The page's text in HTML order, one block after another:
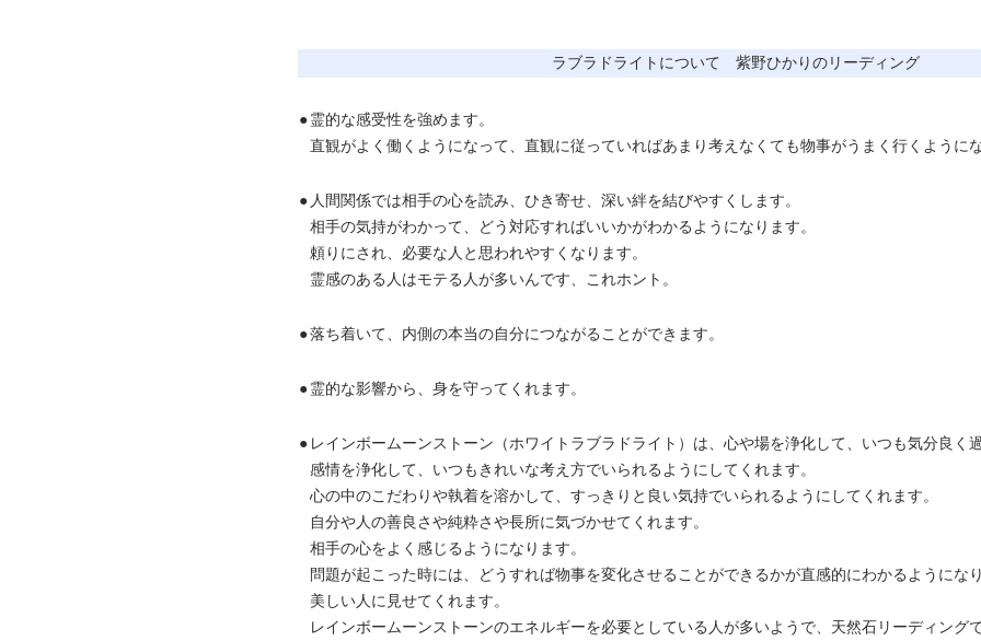
ラブラドライトについて 紫野ひかりのリーディング
●霊的な感受性を強めます。
直観がよく働くようになって、直観に従っていればあまり考えなくても物事がうまく行くようにな
● 人間関係では相手の心を読み、ひき寄せ、深い絆を結びやすくします。
相手の気持がわかって、どう対応すればいいかがわかるようになります。
頼りにされ、必要な人と思われやすくなります。
霊感のある人はモテる人が多いんです、これホント。
●落ち着いて、内側の本当の自分につながることができます。
●霊的な影響から、身を守ってくれます。
● レインボームーンストーン（ホワイトラブラドライト）は、心や場を浄化して、いつも気分良く
感情を浄化して、いつもきれいな考え方でいられるようにしてくれます。
心の中のこだわりや執着を溶かして、すっきりと良い気持でいられるようにしてくれます。
自分や人の善良さや純粋さや長所に気づかせてくれます。
相手の心をよく感じるようになります。
問題が起こった時には、どうすれば物事を変化させることができるかが直感的にわかるようになり
美しい人に見せてくれます。
レインボームーンストーンのエネルギーを必要としている人が多いようで、 天然石リーディング